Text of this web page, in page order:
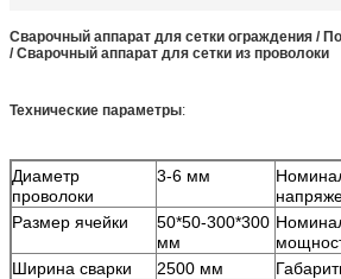
Сварочный аппарат для сетки ограждения /
/ Сварочный аппарат для сетки из проволоки
Технические параметры:
Диаметр
проволоки
3-6 мм
Размер ячейки
50*50-300*300
мм
Ширина сварки 2500 мм